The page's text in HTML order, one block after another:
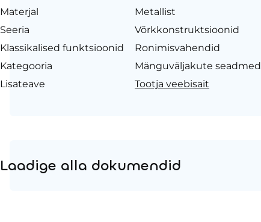
Materjal
Metallist
Seeria
Võrkkonstruktsioonid
Klassikalised funktsioonid
Ronimisvahendid
Kategooria
Mänguväljakute seadmed
Lisateave
Tootja veebisait
Laadige alla dokumendid